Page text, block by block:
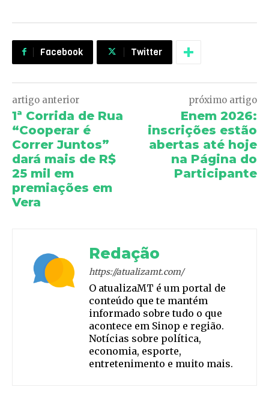
Facebook Twitter
artigo anterior
1ª Corrida de Rua
“Cooperar é
Correr Juntos”
dará mais de R$
25 mil em
premiações em
Vera
próximo artigo
Enem 2026:
inscrições estão
abertas até hoje
na Página do
Participante
Redação
https://atualizamt.com/
O atualizaMT é um portal de
conteúdo que te mantém
informado sobre tudo o que
acontece em Sinop e região.
Notícias sobre política,
economia, esporte,
entretenimento e muito mais.